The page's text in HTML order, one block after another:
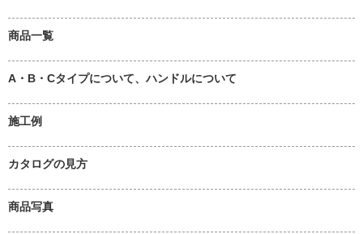
商品一覧
A・B・Cタイプについて、ハンドルについて
施工例
カタログの見方
商品写真